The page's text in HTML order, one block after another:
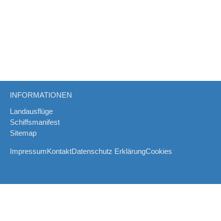
INFORMATIONEN
Landausflüge
Schiffsmanifest
Sitemap
ImpressumKontaktDatenschutz ErklärungCookies